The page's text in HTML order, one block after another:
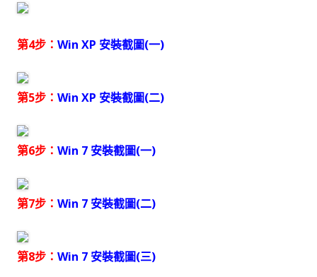
第4步： Win XP 安裝截圖(一)
第5步： Win XP 安裝截圖(二)
第6步： Win 7 安裝截圖(一)
第7步： Win 7 安裝截圖(二)
第8步： Win 7 安裝截圖(三)